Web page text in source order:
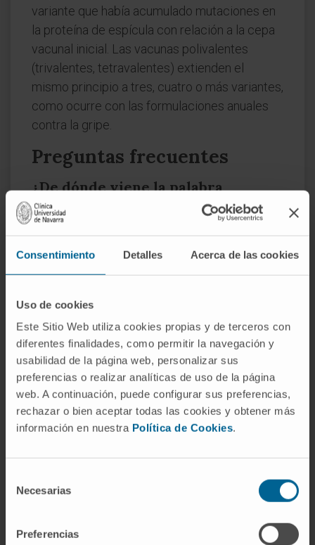
Consentimiento Detalles Acerca de las cookies
Uso de cookies
Este Sitio Web utiliza cookies propias y de terceros con
diferentes finalidades, como permitir la navegación y
usabilidad de la página web, personalizar sus
preferencias o realizar analíticas de uso de la página
web. A continuación, puede configurar sus preferencias,
rechazar o bien aceptar todas las cookies y obtener más
información en nuestra Política de Cookies.
Necesarias
Preferencias
variante que había acumulado mutaciones en
la proteína de espícula con relación a la cepa
vacunal inicial. Las vacunas polivalentes
(trivalentes, tetravalentes) extienden el
mismo principio a tres, cuatro o más variantes,
como ocurre con las formulaciones anuales
contra la gripe.
Preguntas frecuentes
¿De dónde viene la palabra
bivalente?
Del latínbi-(dos) yvalens(que tiene fuerza).
En el lenguaje científico del siglo XIX se
adoptó para indicar que un átomo podía
extendió a la genética (par de homólogos) y a
la vacunología (dos cepas).
¿Es lo mismo un bivalente que una
tétrada?
Sí y no. Ambos términos describen la misma
estructura meiótica, pero desde ángulos
cromosomas homólogos apareados;tétrada
cromátidas. En la práctica se usan